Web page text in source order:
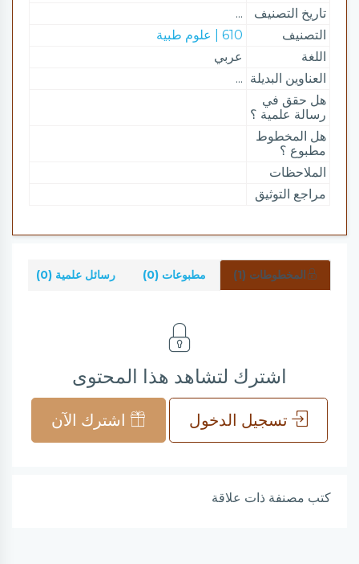
تاريخ التصنيف
...
التصنيف
610 | علوم طبية
اللغة
عربي
العناوين البديلة ...
هل حقق في
رسالة علمية ؟
هل المخطوط
مطبوع ؟
الملاحظات
مراجع التوثيق
المخطوطات (1) مطبوعات (0) رسائل علمية (0)
اشترك لتشاهد هذا المحتوى
تسجيل الدخول اشترك الآن
كتب مصنفة ذات علاقة